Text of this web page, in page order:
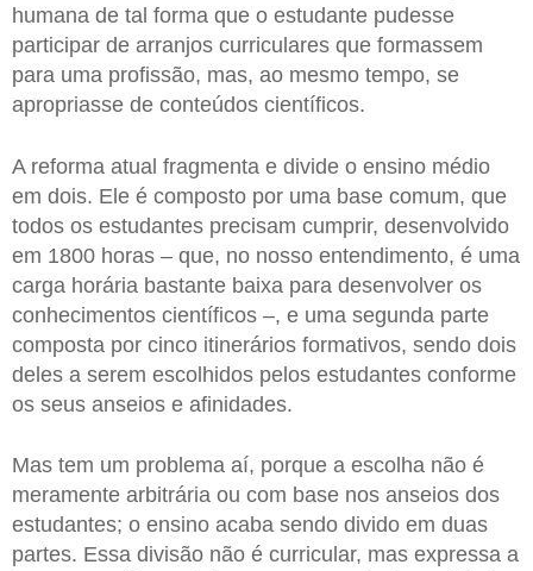
humana de tal forma que o estudante pudesse
participar de arranjos curriculares que formassem
para uma profissão, mas, ao mesmo tempo, se
apropriasse de conteúdos científicos.
A reforma atual fragmenta e divide o ensino médio
em dois. Ele é composto por uma base comum, que
todos os estudantes precisam cumprir, desenvolvido
em 1800 horas – que, no nosso entendimento, é uma
carga horária bastante baixa para desenvolver os
conhecimentos científicos –, e uma segunda parte
composta por cinco itinerários formativos, sendo dois
deles a serem escolhidos pelos estudantes conforme
os seus anseios e afinidades.
Mas tem um problema aí, porque a escolha não é
meramente arbitrária ou com base nos anseios dos
estudantes; o ensino acaba sendo divido em duas
partes. Essa divisão não é curricular, mas expressa a